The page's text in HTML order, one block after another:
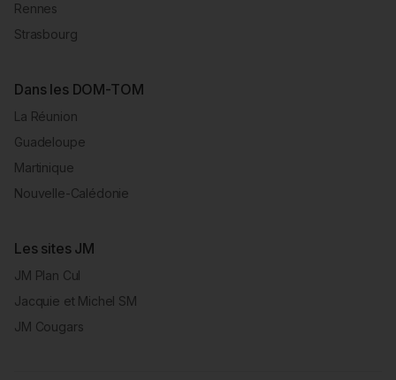
Rennes
Strasbourg
Dans les DOM-TOM
La Réunion
Guadeloupe
Martinique
Nouvelle-Calédonie
Les sites JM
JM Plan Cul
Jacquie et Michel SM
JM Cougars